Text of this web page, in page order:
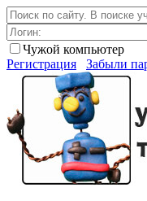
Чужой компьютер
Регистрация
Забыли